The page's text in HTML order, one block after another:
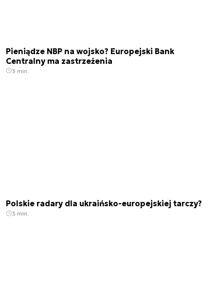
Pieniądze NBP na wojsko? Europejski Bank
Centralny ma zastrzeżenia
3 min.
Polskie radary dla ukraińsko-europejskiej tarczy?
3 min.